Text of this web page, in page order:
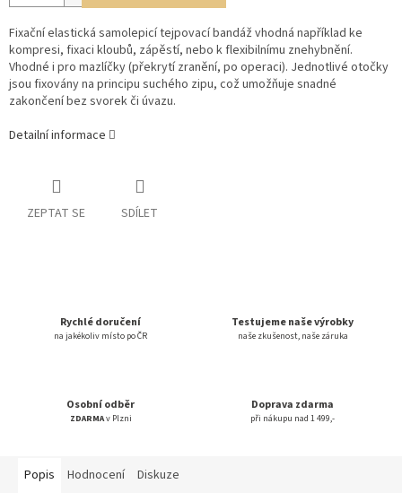
Fixační elastická samolepicí tejpovací bandáž vhodná například ke
kompresi, fixaci kloubů, zápěstí, nebo k flexibilnímu znehybnění.
Vhodné i pro mazlíčky (překrytí zranění, po operaci). Jednotlivé otočky
jsou fixovány na principu suchého zipu, což umožňuje snadné
zakončení bez svorek či úvazu.
Detailní informace
ZEPTAT SE SDÍLET
Rychlé doručení
na jakékoliv místo po ČR
Testujeme naše výrobky
naše zkušenost, naše záruka
Osobní odběr
ZDARMAv Plzni
Doprava zdarma
při nákupu nad 1 499,-
Popis Hodnocení Diskuze